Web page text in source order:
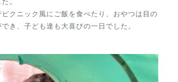
クニック風にご飯を食べたり、おやつは目の
き、子ども達も大喜びの一日でした。